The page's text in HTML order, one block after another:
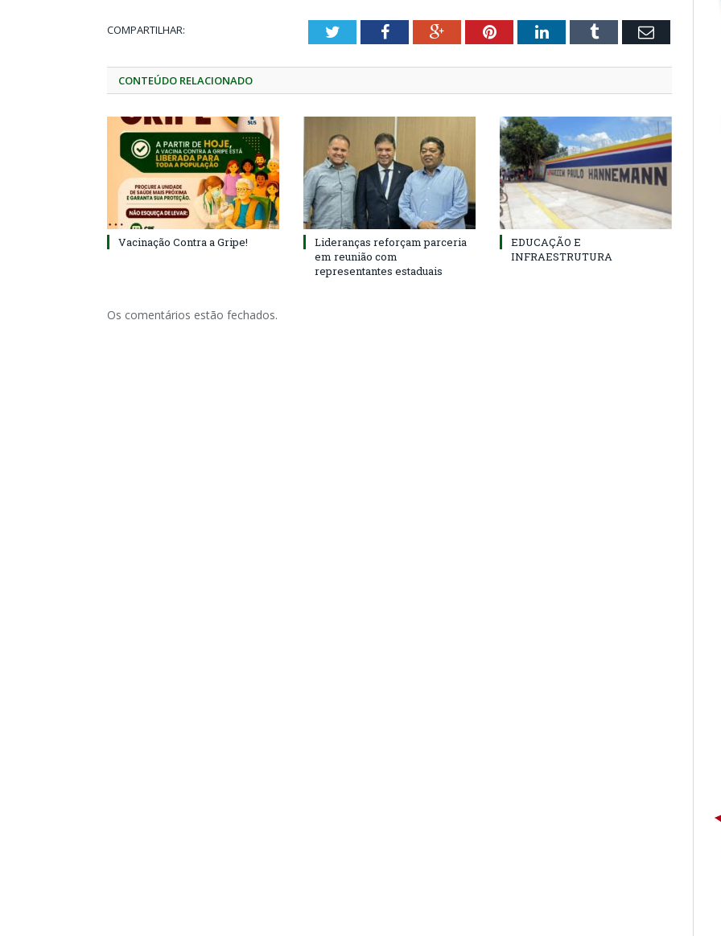
COMPARTILHAR: TwitterFacebookGoogle+PinterestLinkedInTumblr Email
CONTEÚDO RELACIONADO
Vacinação Contra a Gripe!
Lideranças reforçam parceria
em reunião com
representantes estaduais
EDUCAÇÃO E
INFRAESTRUTURA
Os comentários estão fechados.